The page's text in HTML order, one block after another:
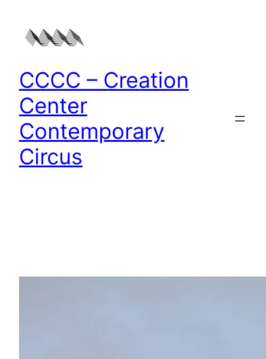
Inhalt
springen
CCCC – Creation
Center
Contemporary
Circus